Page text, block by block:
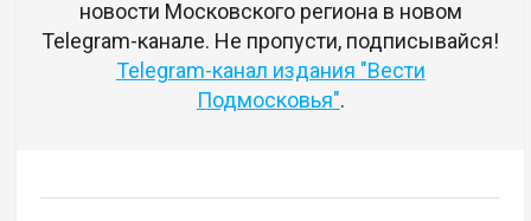
новости Московского региона в новом
Telegram-канале. Не пропусти, подписывайся!
Telegram-канал издания "Вести
Подмосковья".